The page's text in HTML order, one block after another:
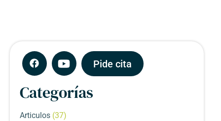
Pide cita
Categorías
Articulos (37)